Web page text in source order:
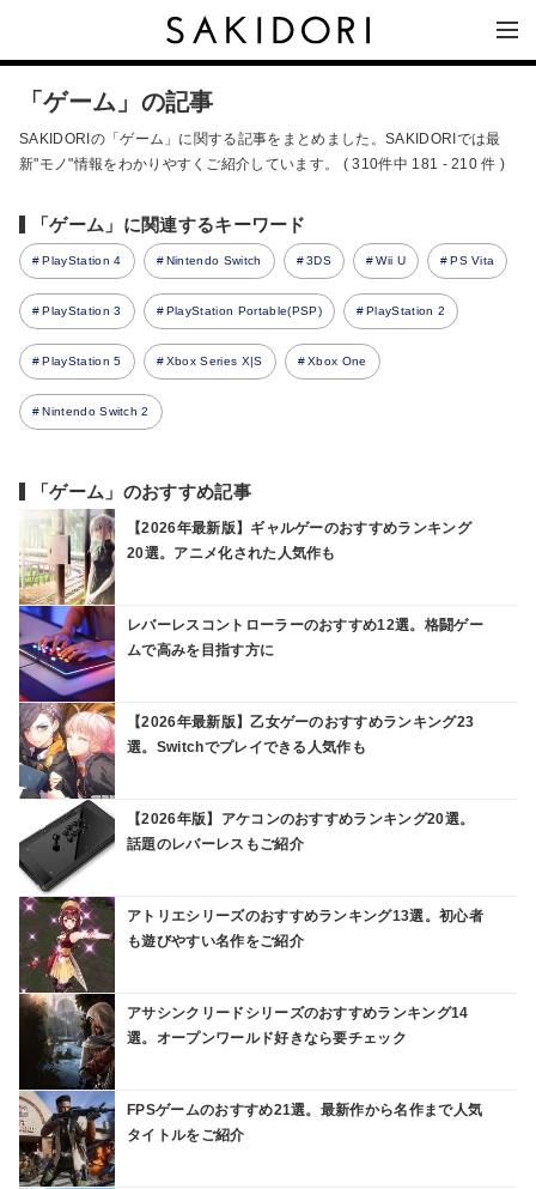
「ゲーム」の記事
SAKIDORIの「ゲーム」に関する記事をまとめました。SAKIDORIでは最
新"モノ"情報をわかりやすくご紹介しています。 ( 310件中 181 - 210 件 )
「ゲーム」に関連するキーワード
PlayStation 4 Nintendo Switch 3DS Wii U PS Vita
PlayStation 3 PlayStation Portable(PSP) PlayStation 2
PlayStation 5 Xbox Series X|S Xbox One
Nintendo Switch 2
「ゲーム」のおすすめ記事
【2026年最新版】ギャルゲーのおすすめランキング
20選。アニメ化された人気作も
レバーレスコントローラーのおすすめ12選。格闘ゲー
ムで高みを目指す方に
【2026年最新版】乙女ゲーのおすすめランキング23
選。Switchでプレイできる人気作も
【2026年版】アケコンのおすすめランキング20選。
話題のレバーレスもご紹介
アトリエシリーズのおすすめランキング13選。初心者
も遊びやすい名作をご紹介
アサシンクリードシリーズのおすすめランキング14
選。オープンワールド好きなら要チェック
FPSゲームのおすすめ21選。最新作から名作まで人気
タイトルをご紹介